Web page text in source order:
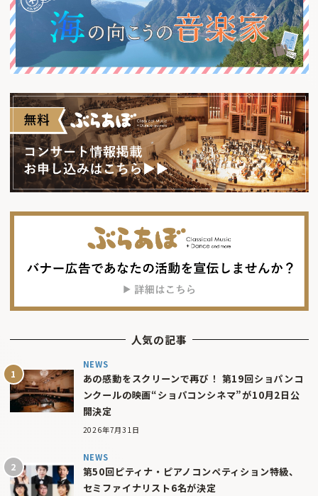
人気の記事
NEWS
あの感動をスクリーンで再び！ 第19回ショパンコ
ンクールの映画“ショパコンシネマ”が10月2日公
開決定
2026年7月31日
NEWS
第50回ピティナ・ピアノコンペティション特級、
セミファイナリスト6名が決定